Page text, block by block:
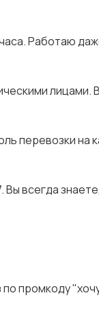
Работаю
перевозки на
всегда
по промкоду